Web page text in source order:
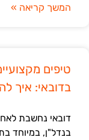
המשך קריאה »
טיפים
בדובאי: איך
דובאי נחשבת
בנדל"ן, במיוחד